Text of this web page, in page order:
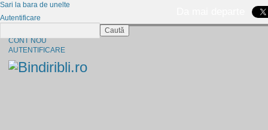
CONT NOU
AUTENTIFICARE
Sari la bara de unelte
Autentificare
Caută